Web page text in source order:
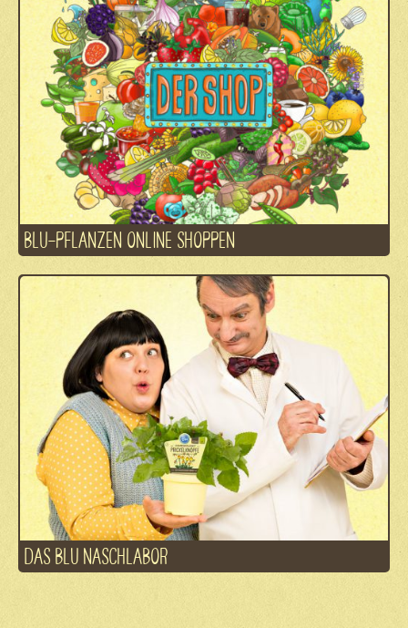
BLU-PFLANZEN ONLINE SHOPPEN
DAS BLU NASCHLABOR